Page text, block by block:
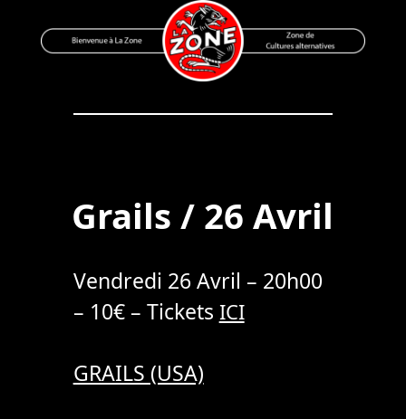
to
Bienvenue à La Zone
Zone de Cultures Alternatives
Grails / 26 Avril
Vendredi 26 Avril – 20h00
– 10€ – Tickets ICI
GRAILS (USA)